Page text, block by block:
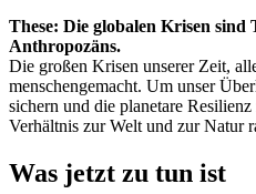
These: Die globalen Krisen sind
Anthropozäns.
Die großen Krisen unserer Zeit,
menschengemacht. Um unser
sichern und die planetare
Verhältnis zur Welt und zur Natur
Was jetzt zu tun ist